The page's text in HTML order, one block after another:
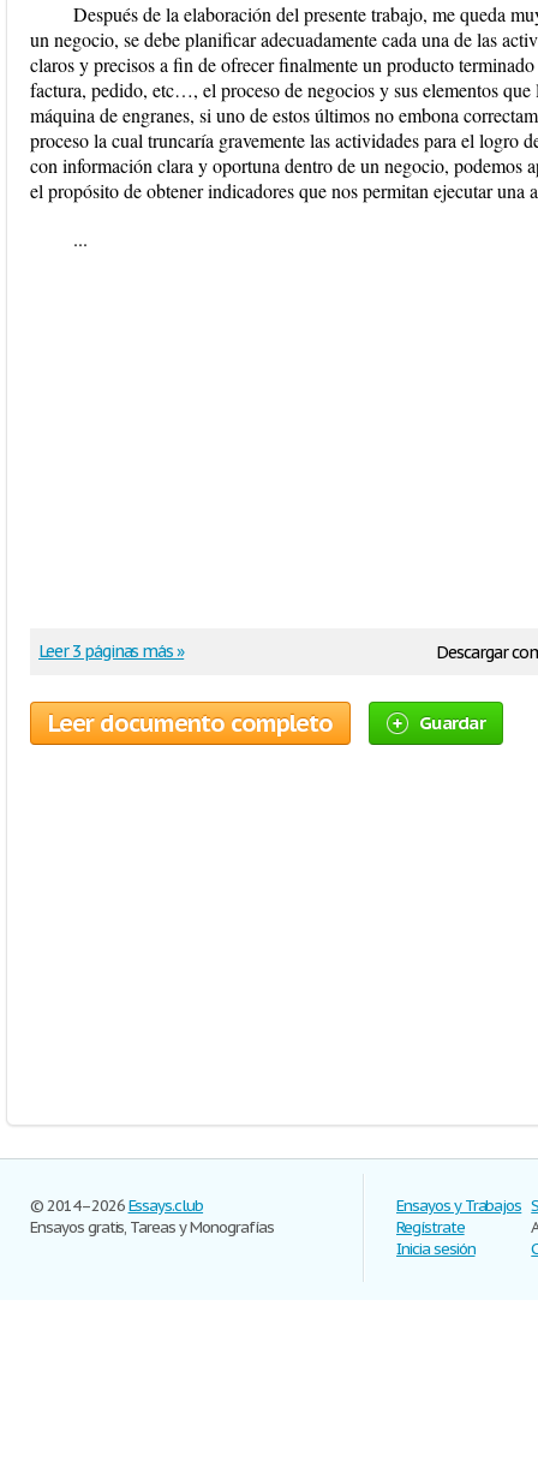
Después de la elaboración del presente trabajo, me queda
un negocio, se debe planificar adecuadamente cada una de las
claros y precisos a fin de ofrecer finalmente un producto
factura, pedido, etc…, el proceso de negocios y sus elementos
máquina de engranes, si uno de estos últimos no embona
proceso la cual truncaría gravemente las actividades para el logro
con información clara y oportuna dentro de un negocio, podemos
el propósito de obtener indicadores que nos permitan ejecutar una
...
Descargar
Leer 3 páginas más »
Leer documento completo Guardar
© 2014–2026Essays.club
Ensayos gratis, Tareas y Monografías
Ensayos y Trabajos
Regístrate
Inicia sesión